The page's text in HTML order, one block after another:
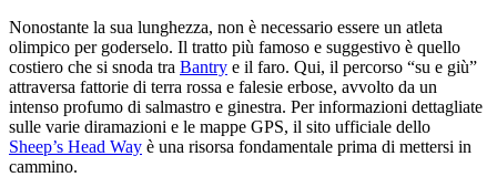
Nonostante la sua lunghezza, non è necessario essere un atleta
olimpico per goderselo. Il tratto più famoso e suggestivo è quello
costiero che si snoda tra Bantry e il faro. Qui, il percorso “su e giù”
attraversa fattorie di terra rossa e falesie erbose, avvolto da un
intenso profumo di salmastro e ginestra. Per informazioni dettagliate
sulle varie diramazioni e le mappe GPS, il sito ufficiale dello
Sheep’s Head Way è una risorsa fondamentale prima di mettersi in
cammino.